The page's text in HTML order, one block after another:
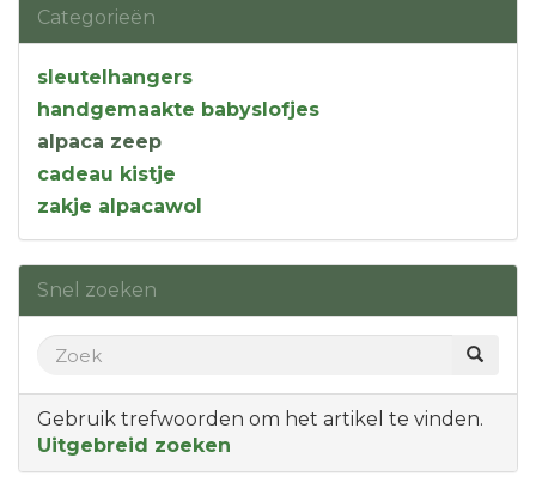
Categorieën
sleutelhangers
handgemaakte babyslofjes
alpaca zeep
cadeau kistje
zakje alpacawol
Snel zoeken
Gebruik trefwoorden om het artikel te vinden.
Uitgebreid zoeken